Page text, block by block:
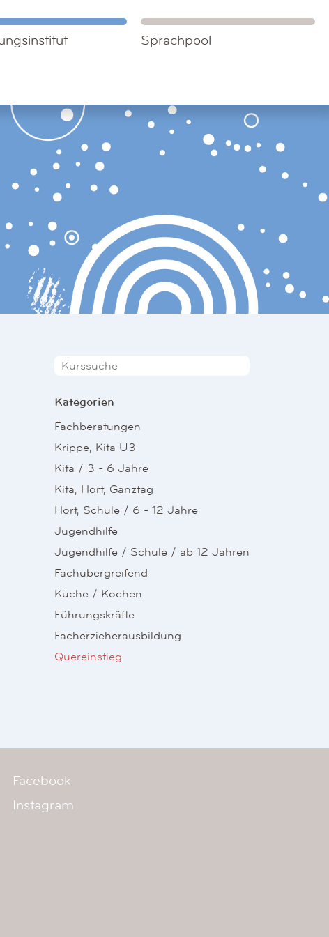
Sprachpool
Kategorien
Fachberatungen
Krippe, Kita U3
Kita / 3 - 6 Jahre
Kita, Hort, Ganztag
Hort, Schule / 6 - 12 Jahre
Jugendhilfe
Jugendhilfe / Schule / ab 12 Jahren
Fachübergreifend
Küche / Kochen
Führungskräfte
Facherzieherausbildung
Quereinstieg
Facebook
Instagram